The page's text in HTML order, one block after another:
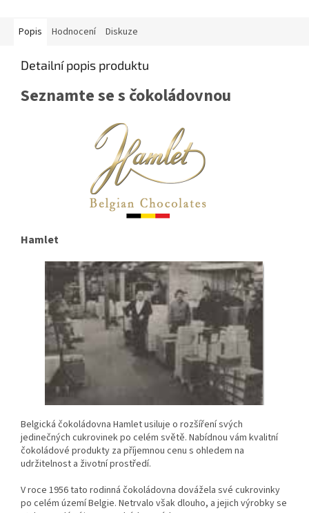
Popis Hodnocení Diskuze
Detailní popis produktu
Seznamte se s čokoládovnou
Hamlet
Belgická čokoládovna Hamlet usiluje o rozšíření svých
jedinečných cukrovinek po celém světě. Nabídnou vám kvalitní
čokoládové produkty za příjemnou cenu s ohledem na
udržitelnost a životní prostředí.
V roce 1956 tato rodinná čokoládovna dovážela své cukrovinky
po celém území Belgie. Netrvalo však dlouho, a jejich výrobky se